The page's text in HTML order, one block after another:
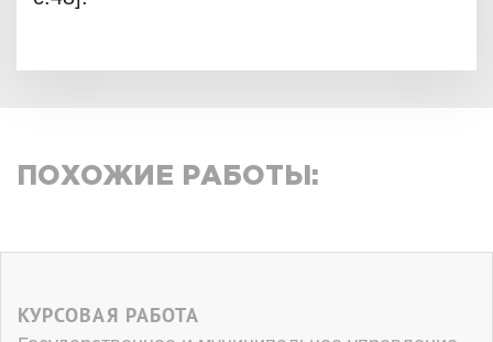
ПОХОЖИЕ РАБОТЫ:
КУРСОВАЯ РАБОТА